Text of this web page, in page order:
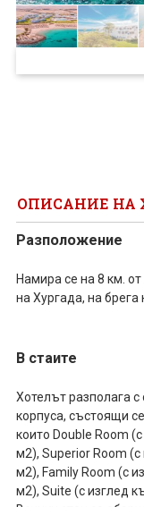
ПРОЕКТ
ОПИСАНИЕ НА
Разположение
Намира се на 8 км.
на Хургада, на брега
В стаите
Хотелът разполага
корпуса, състоящи
които Double Room
м2), Superior Room
м2), Family Room (с
м2), Suite (с изглед